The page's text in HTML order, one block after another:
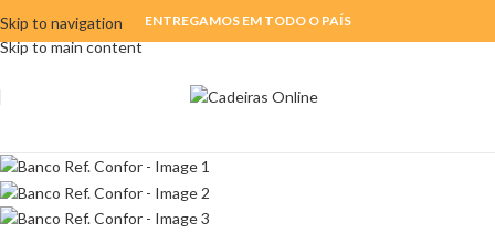
Skip to navigation
Skip to main content
ENTREGAMOS EM TODO O PAÍS